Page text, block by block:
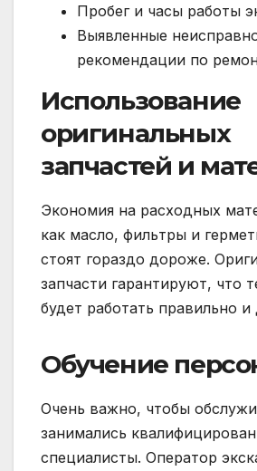
Пробег и часы работы
Выявленные
рекомендации по
Использование
оригинальных
запчастей и
Экономия на расходных
как масло, фильтры и
стоят гораздо дороже.
запчасти гарантируют, что
будет работать правильно и
Обучение
Очень важно, чтобы
занимались
специалисты. Оператор